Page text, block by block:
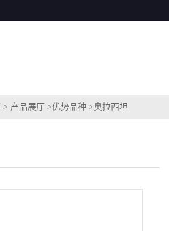
> 产品展厅 >优势品种 >奥拉西坦